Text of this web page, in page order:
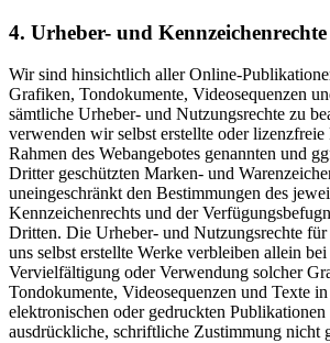
4. Urheber- und Kennzeichenrechte
Wir sind hinsichtlich aller Online-
Grafiken, Tondokumente, Videosequenzen
sämtliche Urheber- und Nutzungsrechte zu
verwenden wir selbst erstellte oder
Rahmen des Webangebotes genannten und
Dritter geschützten Marken- und
uneingeschränkt den Bestimmungen des
Kennzeichenrechts und der
Dritten. Die Urheber- und Nutzungsrechte
uns selbst erstellte Werke verbleiben allein
Vervielfältigung oder Verwendung solcher
Tondokumente, Videosequenzen und Texte in
elektronischen oder gedruckten Publikationen
ausdrückliche, schriftliche Zustimmung nicht